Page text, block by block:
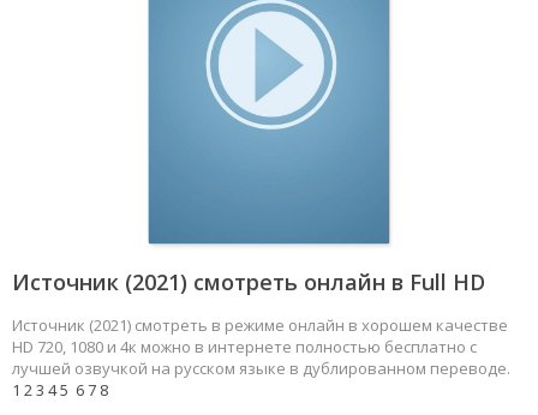
Источник (2021) смотреть онлайн в Full HD
Источник (2021) смотреть в режиме онлайн в хорошем качестве
HD 720, 1080 и 4к можно в интернете полностью бесплатно с
лучшей озвучкой на русском языке в дублированном переводе.
1 23 45 67 8